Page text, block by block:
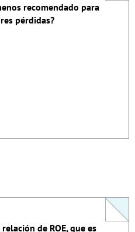
recomendado para
pérdidas?
en dB/100m más alta
de coaxil listados en la
de ROE, que es
37